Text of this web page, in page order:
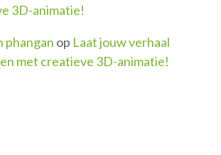
3D-animatie!
phangan op Laat jouw verhaal
met creatieve 3D-animatie!